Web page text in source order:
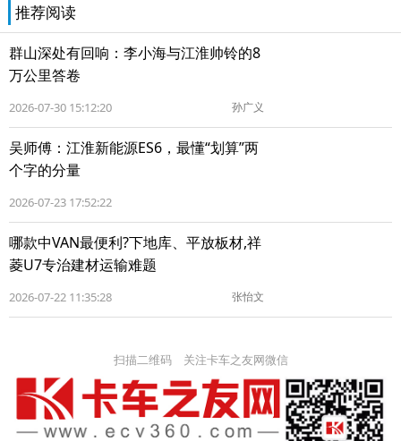
推荐阅读
群山深处有回响：李小海与江淮帅铃的8
万公里答卷
2026-07-30 15:12:20 孙广义
吴师傅：江淮新能源ES6，最懂“划算”两
个字的分量
2026-07-23 17:52:22
哪款中VAN最便利?下地库、平放板材,祥
菱U7专治建材运输难题
2026-07-22 11:35:28 张怡文
扫描二维码 关注卡车之友网微信